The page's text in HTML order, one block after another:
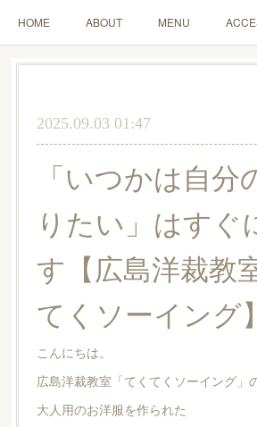
HOME ABOUT MENU
MAIL
2025.09.03 01:47
「いつかは自分
りたい」はすぐ
す【広島洋裁教
てくソーイング】
こんにちは。
広島洋裁教室「てくてくソーイング」
大人用のお洋服を作られた